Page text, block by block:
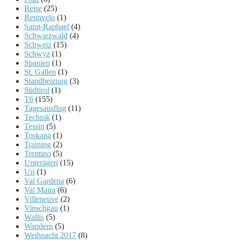
Reise (25)
Rennvelo (1)
Saint-Raphael (4)
Schwarzwald (4)
Schweiz (15)
Schwyz (1)
Spanien (1)
St. Gallen (1)
Standheizung (3)
Südtirol (1)
T6 (155)
Tagesausflug (11)
Technik (1)
Tessin (5)
Toskana (1)
Training (2)
Trentino (5)
Unterägeri (15)
Uri (1)
Val Gardena (6)
Val Maira (6)
Villeneuve (2)
Vinschgau (1)
Wallis (5)
Wandern (5)
Weihnacht 2017 (8)